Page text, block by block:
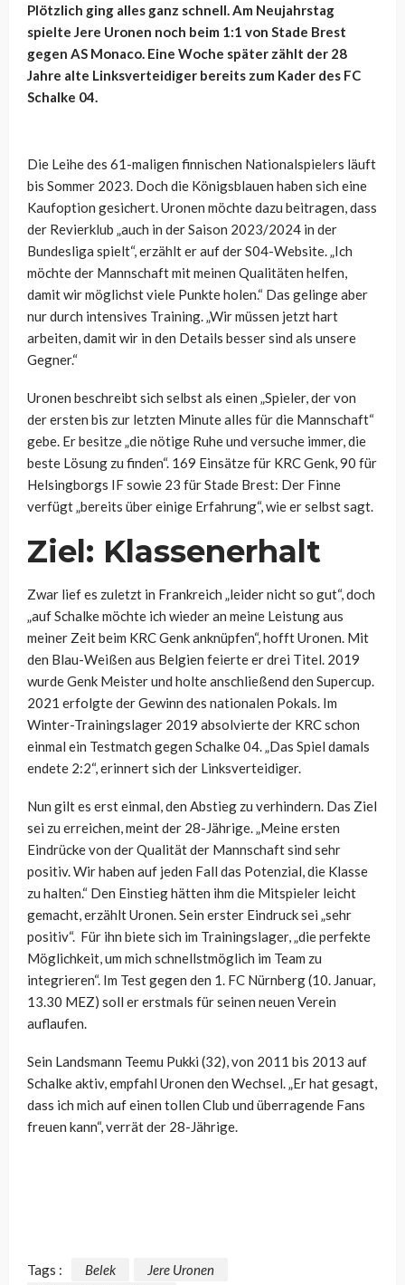
Plötzlich ging alles ganz schnell. Am Neujahrstag
spielte Jere Uronen noch beim 1:1 von Stade Brest
gegen AS Monaco. Eine Woche später zählt der 28
Jahre alte Linksverteidiger bereits zum Kader des FC
Schalke 04.
Die Leihe des 61-maligen finnischen Nationalspielers läuft
bis Sommer 2023. Doch die Königsblauen haben sich eine
Kaufoption gesichert. Uronen möchte dazu beitragen, dass
der Revierklub „auch in der Saison 2023/2024 in der
Bundesliga spielt“, erzählt er auf der S04-Website. „Ich
möchte der Mannschaft mit meinen Qualitäten helfen,
damit wir möglichst viele Punkte holen.“ Das gelinge aber
nur durch intensives Training. „Wir müssen jetzt hart
arbeiten, damit wir in den Details besser sind als unsere
Gegner.“
Uronen beschreibt sich selbst als einen „Spieler, der von
der ersten bis zur letzten Minute alles für die Mannschaft“
gebe. Er besitze „die nötige Ruhe und versuche immer, die
beste Lösung zu finden“. 169 Einsätze für KRC Genk, 90 für
Helsingborgs IF sowie 23 für Stade Brest: Der Finne
verfügt „bereits über einige Erfahrung“, wie er selbst sagt.
Ziel: Klassenerhalt
Zwar lief es zuletzt in Frankreich „leider nicht so gut“, doch
„auf Schalke möchte ich wieder an meine Leistung aus
meiner Zeit beim KRC Genk anknüpfen“, hofft Uronen. Mit
den Blau-Weißen aus Belgien feierte er drei Titel. 2019
wurde Genk Meister und holte anschließend den Supercup.
2021 erfolgte der Gewinn des nationalen Pokals. Im
Winter-Trainingslager 2019 absolvierte der KRC schon
einmal ein Testmatch gegen Schalke 04. „Das Spiel damals
endete 2:2“, erinnert sich der Linksverteidiger.
Nun gilt es erst einmal, den Abstieg zu verhindern. Das Ziel
sei zu erreichen, meint der 28-Jährige. „Meine ersten
Eindrücke von der Qualität der Mannschaft sind sehr
positiv. Wir haben auf jeden Fall das Potenzial, die Klasse
zu halten.“ Den Einstieg hätten ihm die Mitspieler leicht
gemacht, erzählt Uronen. Sein erster Eindruck sei „sehr
positiv“. Für ihn biete sich im Trainingslager, „die perfekte
Möglichkeit, um mich schnellstmöglich im Team zu
integrieren“. Im Test gegen den 1. FC Nürnberg (10. Januar,
13.30 MEZ) soll er erstmals für seinen neuen Verein
auflaufen.
Sein Landsmann Teemu Pukki (32), von 2011 bis 2013 auf
Schalke aktiv, empfahl Uronen den Wechsel. „Er hat gesagt,
dass ich mich auf einen tollen Club und überragende Fans
freuen kann“, verrät der 28-Jährige.
Tags : Belek
Jere Uronen